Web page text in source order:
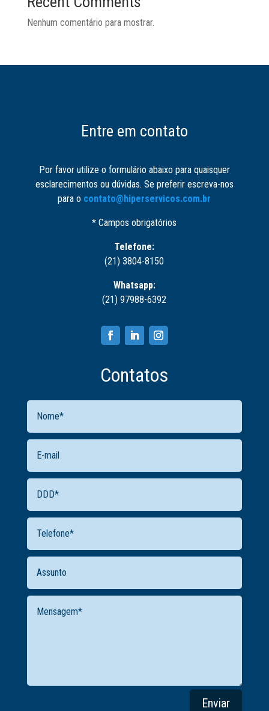
Nenhum comentário para mostrar.
Entre em contato
Por favor utilize o formulário abaixo para quaisquer
esclarecimentos ou dúvidas. Se preferir escreva-nos
para o contato@hiperservicos.com.br
* Campos obrigatórios
Telefone:
(21) 3804-8150
Whatsapp:
(21) 97988-6392
Contatos
Enviar